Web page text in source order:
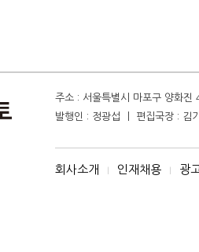
주소 : 서울특별시 마포구 양화
발행인 : 정광섭 ㅣ 편집국장 :
회사소개 인재채용 광